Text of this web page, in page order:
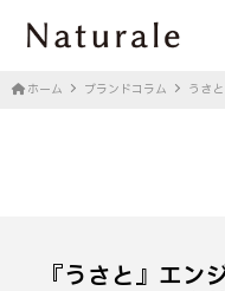
ホーム ブランドコラム うさと
『うさと』エン